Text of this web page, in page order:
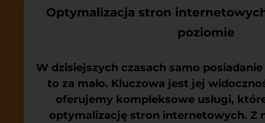
Optymalizacja stron
poziomie
W dzisiejszych czasach samo
to za mało. Kluczowa jest jej
oferujemy kompleksowe usługi,
optymalizację stron internetowych. Z